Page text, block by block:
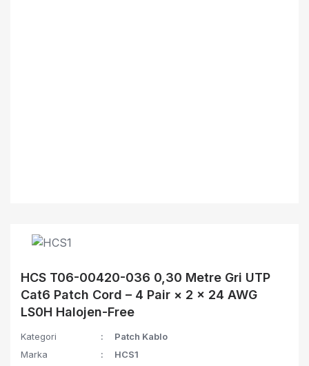
HCS T06-00420-036 0,30 Metre Gri UTP
Cat6 Patch Cord – 4 Pair × 2 × 24 AWG
LS0H Halojen-Free
Kategori
Patch Kablo
Marka
HCS1